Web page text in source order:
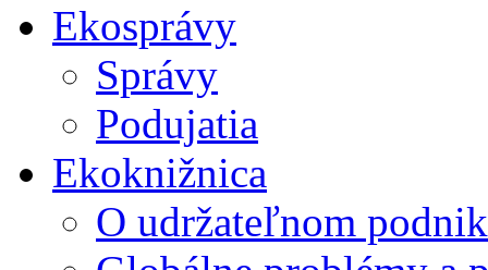
Ekosprávy
Správy
Podujatia
Ekoknižnica
O udržateľnom